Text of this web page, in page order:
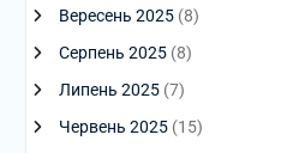
Вересень 2025(8)
Серпень 2025(8)
Липень 2025(7)
Червень 2025(15)